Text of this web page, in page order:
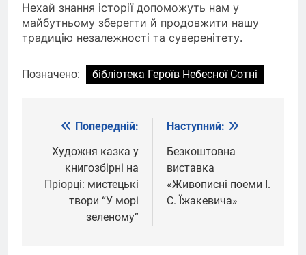
Нехай знання історії допоможуть нам у
майбутньому зберегти й продовжити нашу
традицію незалежності та суверенітету.
Позначено: бібліотека Героїв Небесної Сотні
Навігація
записів
Попередній:
Художня казка у
книгозбірні на
Пріорці: мистецькі
твори “У морі
зеленому”
Наступний:
Безкоштовна
виставка
«Живописні поеми І.
С. Їжакевича»